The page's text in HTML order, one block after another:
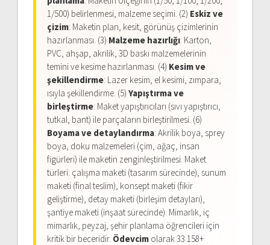
1/500) belirlenmesi, malzeme seçimi. (2) Eskiz ve
çizim: Maketin plan, kesit, görünüş çizimlerinin
hazırlanması. (3) Malzeme hazırlığı: Karton,
PVC, ahşap, akrilik, 3D baskı malzemelerinin
temini ve kesime hazırlanması. (4) Kesim ve
şekillendirme: Lazer kesim, el kesimi, zımpara,
ısıyla şekillendirme. (5) Yapıştırma ve
birleştirme: Maket yapıştırıcıları (sıvı yapıştırıcı,
tutkal, bant) ile parçaların birleştirilmesi. (6)
Boyama ve detaylandırma: Akrilik boya, sprey
boya, doku malzemeleri (çim, ağaç, insan
figürleri) ile maketin zenginleştirilmesi. Maket
türleri: çalışma maketi (tasarım sürecinde), sunum
maketi (final teslim), konsept maketi (fikir
geliştirme), detay maketi (birleşim detayları),
şantiye maketi (inşaat sürecinde). Mimarlık, iç
mimarlık, peyzaj, şehir planlama öğrencileri için
kritik bir beceridir. Ödevcim olarak 33.158+